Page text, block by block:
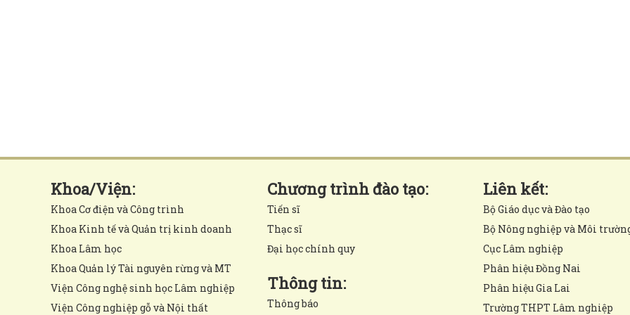
Khoa/Viện:
Khoa Cơ điện và Công trình
Khoa Kinh tế và Quản trị kinh doanh
Khoa Lâm học
Khoa Quản lý Tài nguyên rừng và MT
Viện Công nghệ sinh học Lâm nghiệp
Viện Công nghiệp gỗ và Nội thất
Chương trình đào tạo:
Tiến sĩ
Thạc sĩ
Đại học chính quy
Thông tin:
Thông báo
Liên kết:
Bộ Giáo dục và Đào tạo
Bộ Nông nghiệp và Môi
Cục Lâm nghiệp
Phân hiệu Đồng Nai
Phân hiệu Gia Lai
Trường THPT Lâm nghiệp